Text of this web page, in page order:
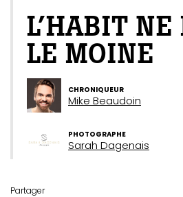
L’HABIT NE
LE MOINE
CHRONIQUEUR
Mike Beaudoin
PHOTOGRAPHE
Sarah Dagenais
Partager